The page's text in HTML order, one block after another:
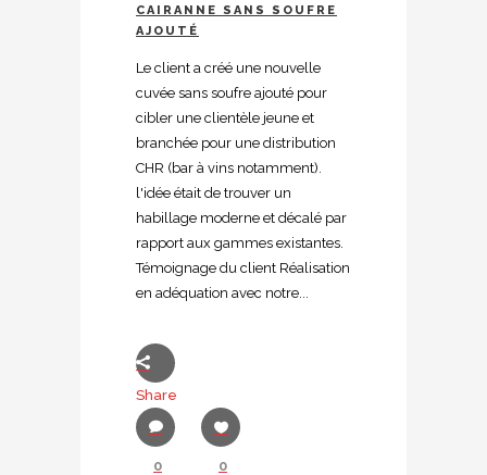
CAIRANNE SANS SOUFRE
AJOUTÉ
Le client a créé une nouvelle
cuvée sans soufre ajouté pour
cibler une clientèle jeune et
branchée pour une distribution
CHR (bar à vins notamment).
l'idée était de trouver un
habillage moderne et décalé par
rapport aux gammes existantes.
Témoignage du client Réalisation
en adéquation avec notre...
Share
0 0